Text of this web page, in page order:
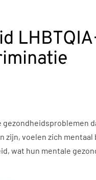
voelen zich
wat hun mentale